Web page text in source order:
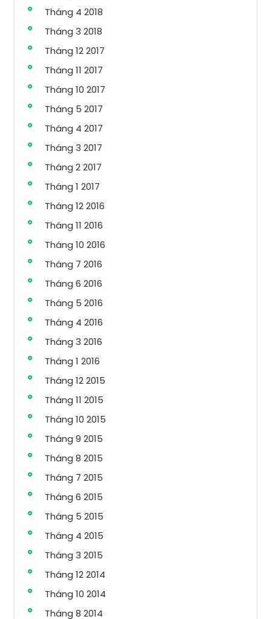
Tháng 4 2018
Tháng 3 2018
Tháng 12 2017
Tháng 11 2017
Tháng 10 2017
Tháng 5 2017
Tháng 4 2017
Tháng 3 2017
Tháng 2 2017
Tháng 1 2017
Tháng 12 2016
Tháng 11 2016
Tháng 10 2016
Tháng 7 2016
Tháng 6 2016
Tháng 5 2016
Tháng 4 2016
Tháng 3 2016
Tháng 1 2016
Tháng 12 2015
Tháng 11 2015
Tháng 10 2015
Tháng 9 2015
Tháng 8 2015
Tháng 7 2015
Tháng 6 2015
Tháng 5 2015
Tháng 4 2015
Tháng 3 2015
Tháng 12 2014
Tháng 10 2014
Tháng 8 2014